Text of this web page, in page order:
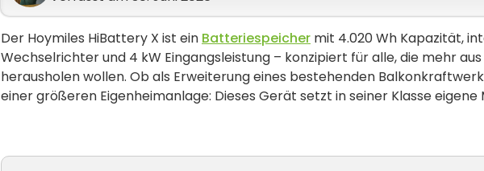
Der Hoymiles HiBattery X ist ein Batteriespeicher mit 4.020 Wh Kapazität,
Wechselrichter und 4 kW Eingangsleistung – konzipiert für alle, die mehr
herausholen wollen. Ob als Erweiterung eines bestehenden
einer größeren Eigenheimanlage: Dieses Gerät setzt in seiner Klasse eigene